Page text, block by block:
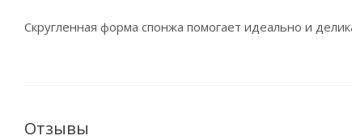
Скругленная форма спонжа помогает идеально и
Отзывы